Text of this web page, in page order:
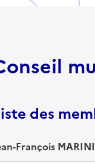
des
François